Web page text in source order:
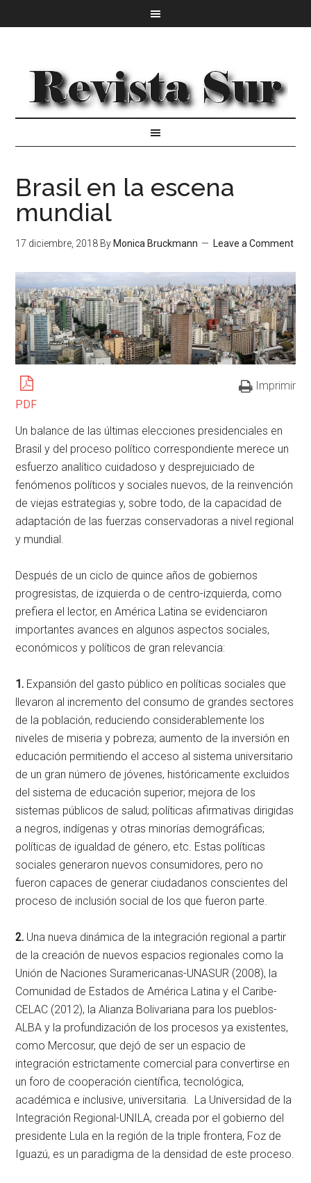
Brasil en la escena
mundial
17 diciembre, 2018 By Monica Bruckmann Leave a Comment
PDF
Imprimir
Un balance de las últimas elecciones presidenciales en
Brasil y del proceso político correspondiente merece un
esfuerzo analítico cuidadoso y desprejuiciado de
fenómenos políticos y sociales nuevos, de la reinvención
de viejas estrategias y, sobre todo, de la capacidad de
adaptación de las fuerzas conservadoras a nivel regional
y mundial.
Después de un ciclo de quince años de gobiernos
progresistas, de izquierda o de centro-izquierda, como
prefiera el lector, en América Latina se evidenciaron
importantes avances en algunos aspectos sociales,
económicos y políticos de gran relevancia:
1. Expansión del gasto público en políticas sociales que
llevaron al incremento del consumo de grandes sectores
de la población, reduciendo considerablemente los
niveles de miseria y pobreza; aumento de la inversión en
educación permitiendo el acceso al sistema universitario
de un gran número de jóvenes, históricamente excluidos
del sistema de educación superior; mejora de los
sistemas públicos de salud; políticas afirmativas dirigidas
a negros, indígenas y otras minorías demográficas;
políticas de igualdad de género, etc. Estas políticas
sociales generaron nuevos consumidores, pero no
fueron capaces de generar ciudadanos conscientes del
proceso de inclusión social de los que fueron parte.
2. Una nueva dinámica de la integración regional a partir
de la creación de nuevos espacios regionales como la
Unión de Naciones Suramericanas-UNASUR (2008), la
Comunidad de Estados de América Latina y el Caribe-
CELAC (2012), la Alianza Bolivariana para los pueblos-
ALBA y la profundización de los procesos ya existentes,
como Mercosur, que dejó de ser un espacio de
integración estrictamente comercial para convertirse en
un foro de cooperación científica, tecnológica,
académica e inclusive, universitaria. La Universidad de la
Integración Regional-UNILA, creada por el gobierno del
presidente Lula en la región de la triple frontera, Foz de
Iguazú, es un paradigma de la densidad de este proceso.